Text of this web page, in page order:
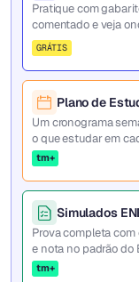
Pratique com
comentado e veja
GRÁTIS
Plano de
Um cronograma
o que estudar em
tm+
Simulados
Prova completa com
e nota no padrão do
tm+